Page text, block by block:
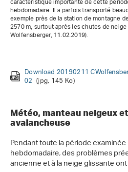
hebdomadaire. Il a parfois transporté
exemple près de la station de montagne
2570 m, surtout après les chutes de
Wolfensberger, 11.02.2019).
Download 20190211
02 (jpg, 145 Ko)
Download 20190210 PDiener
Download 20190209 LHofer
Ko)
Download 20190212 MRuggli
Ko)
76 Ko)
Météo, manteau neigeux
avalancheuse
Pendant toute la période
hebdomadaire, des problèmes
ancienne et à la neige glissante